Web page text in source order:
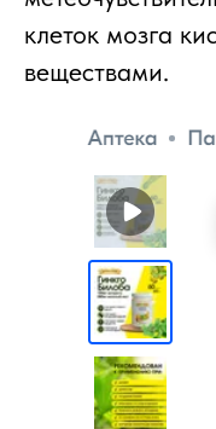
клеток мозга
веществами.